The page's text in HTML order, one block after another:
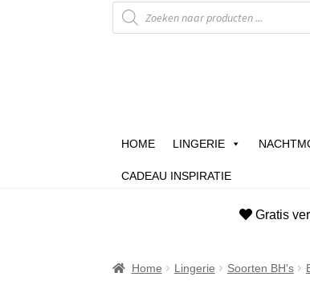
HOME LINGERIE
CADEAU INSPIRATIE
Algemene
Gratis
Home Lingerie Soorten BH's